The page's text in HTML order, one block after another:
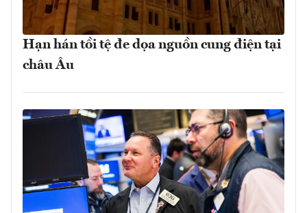
Hạn hán tồi tệ đe dọa nguồn cung điện tại
châu Âu